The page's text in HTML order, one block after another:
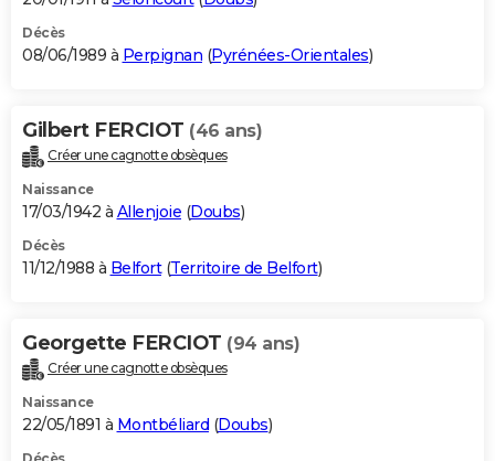
Décès
08/06/1989 à Perpignan (Pyrénées-Orientales)
Gilbert FERCIOT (46 ans)
Créer une cagnotte obsèques
Naissance
17/03/1942 à Allenjoie (Doubs)
Décès
11/12/1988 à Belfort(Territoire de Belfort)
Georgette FERCIOT (94 ans)
Créer une cagnotte obsèques
Naissance
22/05/1891 à Montbéliard (Doubs)